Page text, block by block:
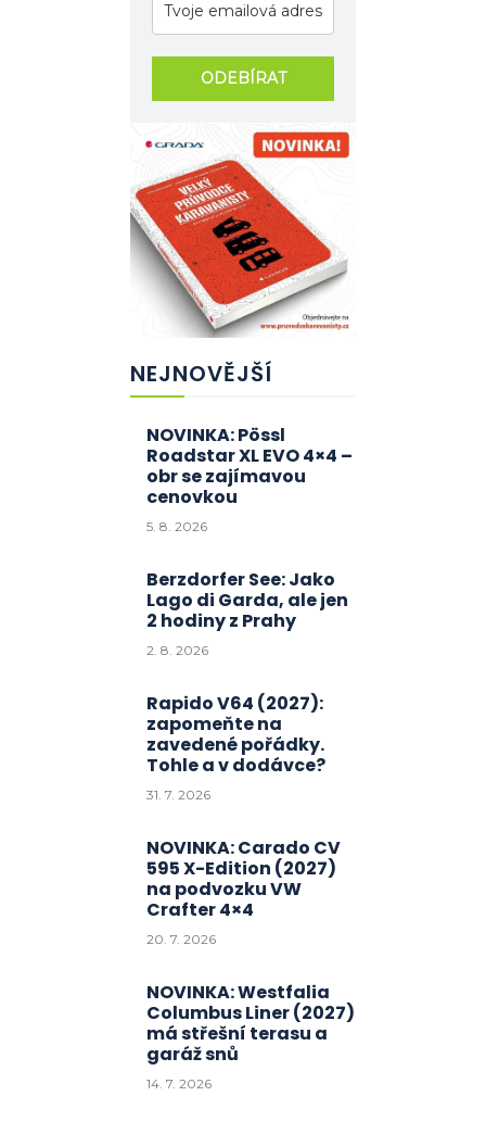
ODEBÍRAT
NEJNOVĚJŠÍ
NOVINKA: Pössl
Roadstar XL EVO 4×4 –
obr se zajímavou
cenovkou
5. 8. 2026
Berzdorfer See: Jako
Lago di Garda, ale jen
2 hodiny z Prahy
2. 8. 2026
Rapido V64 (2027):
zapomeňte na
zavedené pořádky.
Tohle a v dodávce?
31. 7. 2026
NOVINKA: Carado CV
595 X-Edition (2027)
na podvozku VW
Crafter 4×4
20. 7. 2026
NOVINKA: Westfalia
Columbus Liner (2027)
má střešní terasu a
garáž snů
14. 7. 2026